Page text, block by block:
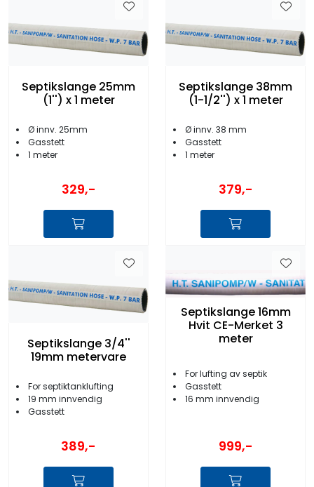
Septikslange 25mm
(1'') x 1 meter
Ø innv. 25mm
Gasstett
1 meter
329,-
Septikslange 38mm
(1-1/2'') x 1 meter
Ø innv. 38 mm
Gasstett
1 meter
379,-
Septikslange 3/4''
19mm metervare
For septiktanklufting
19 mm innvendig
Gasstett
389,-
Septikslange 16mm
Hvit CE-Merket 3
meter
For lufting av septik
Gasstett
16 mm innvendig
999,-